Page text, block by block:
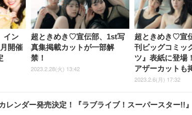
イン
開催
超ときめき♡宣伝部、1st写
真集掲載カットが一部解
禁！
2023.2.28(火) 13:42
超ときめき♡宣
刊ビッグコミッ
ツ』表紙に登場
アザーカットも
2023.2.6(月) 17:32
レンダー発売決定！『ラブライブ！スーパースター!!